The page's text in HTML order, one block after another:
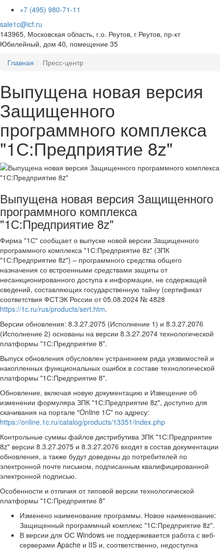
+7 (495) 980-71-11
sale1c@icf.ru
143965, Московская область, г.о. Реутов, г Реутов, пр-кт
Юбилейный, дом 40, помещение 35
Главная
Пресс-центр
Выпущена новая версия
Защищенного
программного комплекса
"1С:Предприятие 8z"
Выпущена новая версия Защищенного
программного комплекса
"1С:Предприятие 8z"
Фирма "1С" сообщает о выпуске новой версии Защищенного
программного комплекса "1С:Предприятие 8z" (ЗПК
"1С:Предприятие 8z") – программного средства общего
назначения со встроенными средствами защиты от
несанкционированного доступа к информации, не содержащей
сведений, составляющих государственную тайну (сертификат
соответствия ФСТЭК России от 05.08.2024 № 4828
https://1c.ru/rus/products/sert.htm.
Версии обновления: 8.3.27.2075 (Исполнение 1) и 8.3.27.2076
(Исполнение 2) основаны на версии 8.3.27.2074 технологической
платформы "1С:Предприятие 8".
Выпуск обновления обусловлен устранением ряда уязвимостей и
накопленных функциональных ошибок в составе технологической
платформы "1С:Предприятие 8".
Обновление, включая новую документацию и Извещение об
изменении формуляра ЗПК "1С:Предприятие 8z", доступно для
скачивания на портале "Online 1C" по адресу:
https://online.1c.ru/catalog/products/13351/index.php
Контрольные суммы файлов дистрибутива ЗПК "1С:Предприятие
8z" версии 8.3.27.2075 и 8.3.27.2076 входят в состав документации
обновления, а также будут доведены до потребителей по
электронной почте письмом, подписанным квалифицированной
электронной подписью.
Особенности и отличия от типовой версии технологической
платформы "1С:Предприятие 8"
Изменено наименование программы. Новое наименование:
Защищенный программный комплекс "1С:Предприятие 8z".
В версии для ОС Windows не поддерживается работа с веб-
серверами Apache и IIS и, соответственно, недоступна